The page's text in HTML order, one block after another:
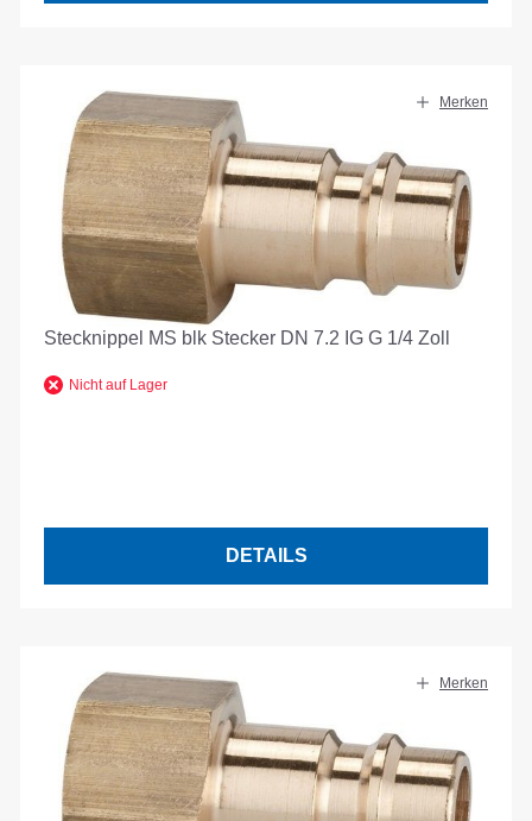
Merken
Stecknippel MS blk Stecker DN 7.2 IG G 1/4 Zoll
Nicht auf Lager
DETAILS
Merken